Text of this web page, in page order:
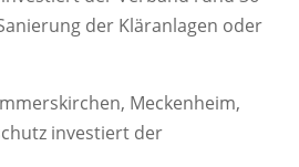
der Kläranlagen oder
Meckenheim,
investiert der